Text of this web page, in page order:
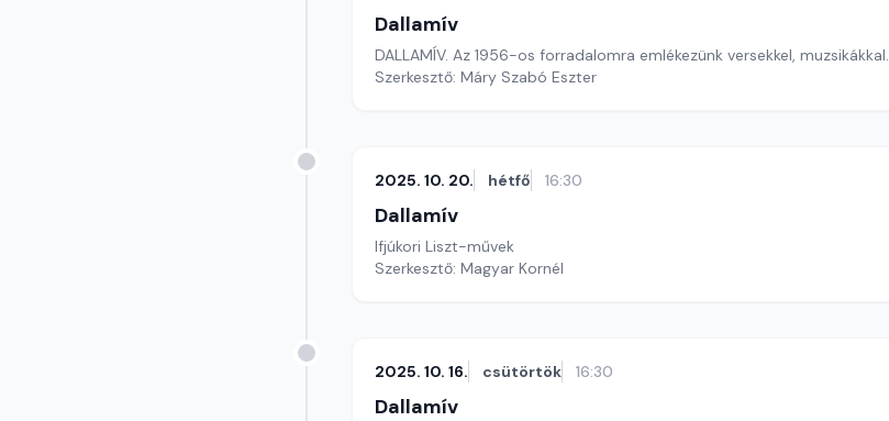
Dallamív
DALLAMÍV. Az 1956-os forradalomra emlékezünk versekkel, muzsikákkal.
Szerkesztő: Máry Szabó Eszter
2025. 10. 20. hétfő 16:30
Dallamív
Ifjúkori Liszt-művek
Szerkesztő: Magyar Kornél
2025. 10. 16. csütörtök 16:30
Dallamív